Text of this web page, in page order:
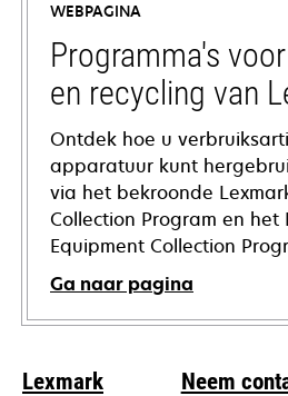
new
tab
WEBPAGINA
Programma's
en recycling van
Ontdek hoe u
apparatuur kunt
via het bekroonde
Collection Program en het
Equipment Collection
Ga naar pagina
Lexmark Neem